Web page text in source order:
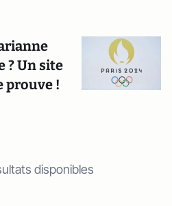
? Un site
prouve !
disponibles